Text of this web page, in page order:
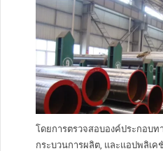
โดยการตรวจสอบองค์ประกอบท
กระบวนการผลิต, และแอปพลิเค